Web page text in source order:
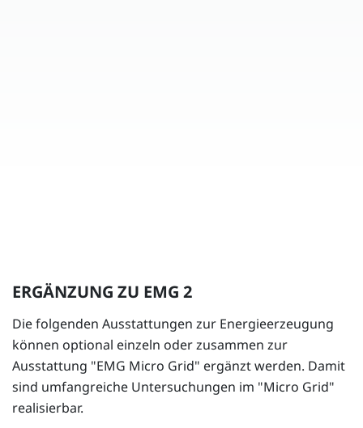
ERGÄNZUNG ZU EMG 2
Die folgenden Ausstattungen zur Energieerzeugung
können optional einzeln oder zusammen zur
Ausstattung "EMG Micro Grid" ergänzt werden. Damit
sind umfangreiche Untersuchungen im "Micro Grid"
realisierbar.